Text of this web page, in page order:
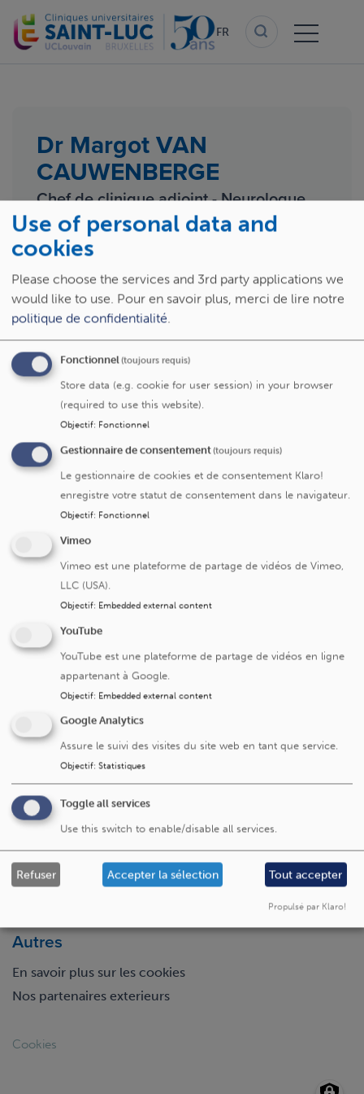
au
contenu
FR
Dr Margot VAN
CAUWENBERGE
Chef de clinique adjoint - Neurologue
Service/centre
Service de neurologie
Cliniques universitaires Saint-Luc
1200 Bruxelles
Fax. +32 2 764 37 03
N° d'entreprise: 0416.885.016
Visitez aussi
La Fondation Saint-Luc
L'Institut Roi Albert II
L'Institut des Maladies Rares
L'Institut Cardiovasculaire
Autres
En savoir plus sur les cookies
Nos partenaires exterieurs
Footer
Cookies
Use of personal data and
cookies
Please choose the services and 3rd party applications we
would like to use. Pour en savoir plus, merci de lire notre
politique de confidentialité.
Fonctionnel(toujours requis)
Store data (e.g. cookie for user session) in your browser
(required to use this website).
Objectif: Fonctionnel
Gestionnaire de consentement(toujours requis)
Le gestionnaire de cookies et de consentement Klaro!
enregistre votre statut de consentement dans le navigateur.
Objectif: Fonctionnel
Vimeo
Vimeo est une plateforme de partage de vidéos de Vimeo,
LLC (USA).
Objectif: Embedded external content
YouTube
YouTube est une plateforme de partage de vidéos en ligne
appartenant à Google.
Objectif: Embedded external content
Google Analytics
Assure le suivi des visites du site web en tant que service.
Objectif: Statistiques
Toggle all services
Use this switch to enable/disable all services.
Refuser Accepter la sélection Tout accepter
Propulsé par Klaro!